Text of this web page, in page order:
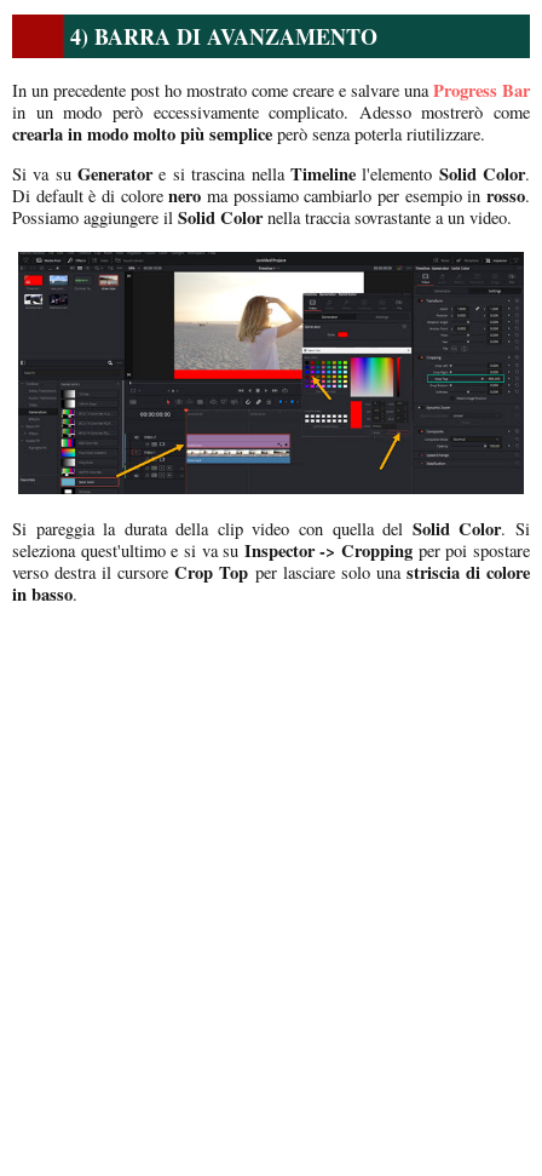
4) BARRA DI AVANZAMENTO
In un precedente post ho mostrato come creare e salvare unaProgress Bar
in un modo però eccessivamente complicato. Adesso mostrerò come
crearla in modo molto più semplice però senza poterla riutilizzare.
Si va suGeneratore si trascina nella Timelinel'elemento Solid Color.
Di default è di colorenero ma possiamo cambiarlo per esempio inrosso.
Possiamo aggiungere il Solid Colornella traccia sovrastante a un video.
Si pareggia la durata della clip video con quella del Solid Color. Si
seleziona quest'ultimo e si va su Inspector -> Cropping per poi spostare
verso destra il cursoreCrop Top per lasciare solo una striscia di colore
in basso.